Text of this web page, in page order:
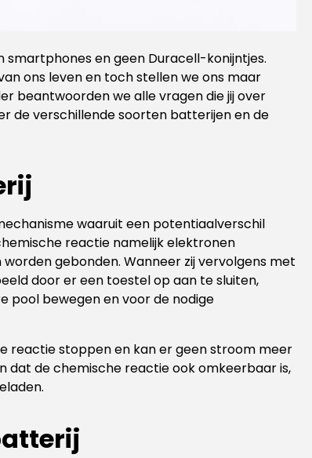
smartphones en geen Duracell-konijntjes.
ons leven en toch stellen we ons maar
beantwoorden we alle vragen die jij over
de verschillende soorten batterijen en de
waaruit een potentiaalverschil
reactie namelijk elektronen
gebonden. Wanneer zij vervolgens met
door er een toestel op aan te sluiten,
pool bewegen en voor de nodige
reactie stoppen en kan er geen stroom meer
dat de chemische reactie ook omkeerbaar is,